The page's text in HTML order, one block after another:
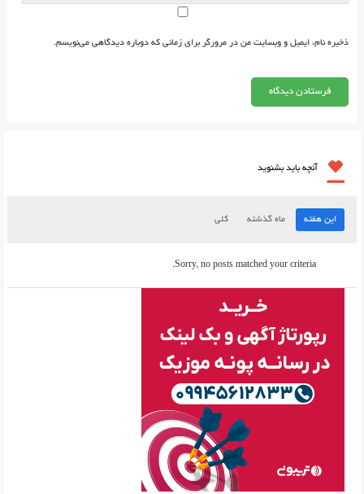
ذخیره نام، ایمیل و وبسایت من در مرورگر برای زمانی که دوباره دیدگاهی می‌نویسم.
آنچه باید بشنوید
این هفته ماه گذشته کلی
Sorry, no posts matched your criteria.